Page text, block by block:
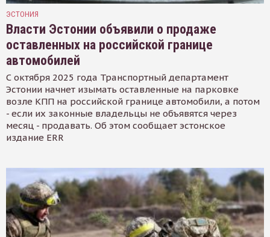
ЭСТОНИЯ
Власти Эстонии объявили о продаже
оставленных на российской границе
автомобилей
С октября 2025 года Транспортный департамент
Эстонии начнет изымать оставленные на парковке
возле КПП на российской границе автомобили, а потом
- если их законные владельцы не объявятся через
месяц - продавать. Об этом сообщает эстонское
издание ERR